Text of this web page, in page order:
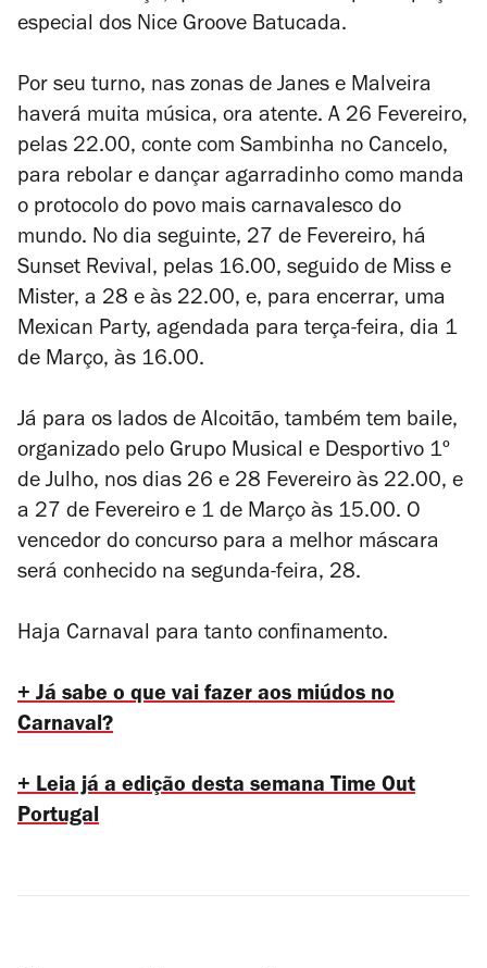
especial dos Nice Groove Batucada.
Por seu turno, nas zonas de Janes e Malveira
haverá muita música, ora atente. A 26 Fevereiro,
pelas 22.00, conte com Sambinha no Cancelo,
para rebolar e dançar agarradinho como manda
o protocolo do povo mais carnavalesco do
mundo. No dia seguinte, 27 de Fevereiro, há
Sunset Revival, pelas 16.00, seguido de Miss e
Mister, a 28 e às 22.00, e, para encerrar, uma
Mexican Party, agendada para terça-feira, dia 1
de Março, às 16.00.
Já para os lados de Alcoitão, também tem baile,
organizado pelo Grupo Musical e Desportivo 1º
de Julho, nos dias 26 e 28 Fevereiro às 22.00, e
a 27 de Fevereiro e 1 de Março às 15.00. O
vencedor do concurso para a melhor máscara
será conhecido na segunda-feira, 28.
Haja Carnaval para tanto confinamento.
+ Já sabe o que vai fazer aos miúdos no
Carnaval?
+ Leia já a ediçãodesta semana Time Out
Portugal